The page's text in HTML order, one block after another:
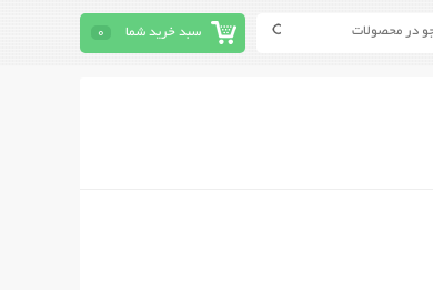
سبد خرید شما 0